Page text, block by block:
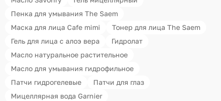
Пенка для умывания The Saem
Маска для лица Cafe mimi
Тонер для лица The Saem
Гель для лица с алоэ вера
Гидролат
Масло натуральное растительное
Масло для умывания гидрофильное
Патчи гидрогелевые
Патчи для глаз
Мицеллярная вода Garnier